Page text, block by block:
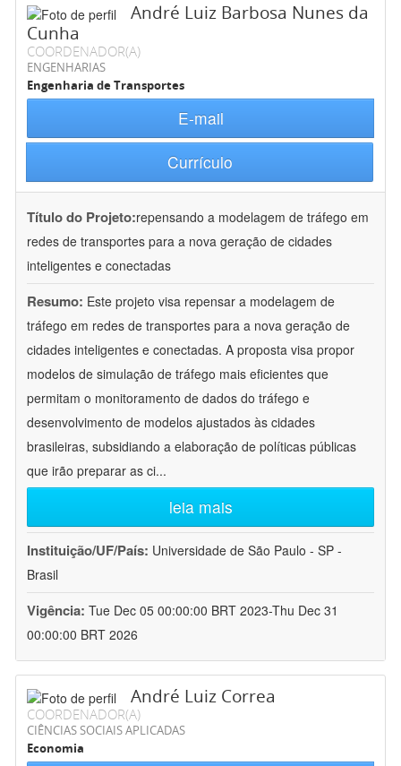
André Luiz Barbosa Nunes da
Cunha
COORDENADOR(A)
ENGENHARIAS
Engenharia de Transportes
E-mail
Currículo
Título do Projeto:repensando a modelagem de tráfego em
redes de transportes para a nova geração de cidades
inteligentes e conectadas
Resumo: Este projeto visa repensar a modelagem de
tráfego em redes de transportes para a nova geração de
cidades inteligentes e conectadas. A proposta visa propor
modelos de simulação de tráfego mais eficientes que
permitam o monitoramento de dados do tráfego e
desenvolvimento de modelos ajustados às cidades
brasileiras, subsidiando a elaboração de políticas públicas
que irão preparar as ci...
leia mais
Instituição/UF/País: Universidade de São Paulo - SP -
Brasil
Vigência: Tue Dec 05 00:00:00 BRT 2023-Thu Dec 31
00:00:00 BRT 2026
André Luiz Correa
COORDENADOR(A)
CIÊNCIAS SOCIAIS APLICADAS
Economia